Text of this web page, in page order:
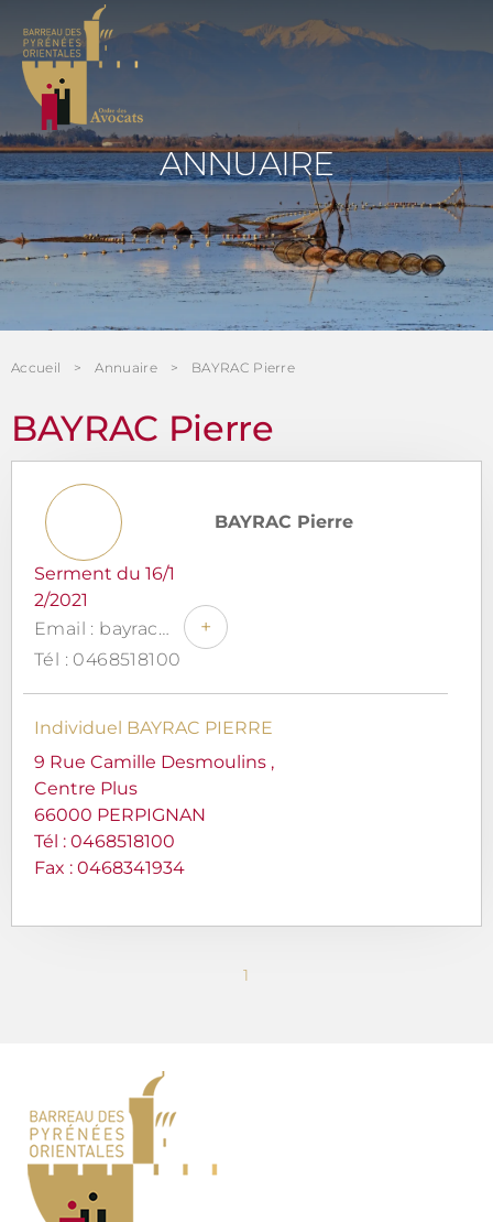
ANNUAIRE
Accueil Annuaire BAYRAC Pierre
BAYRAC Pierre
BAYRAC Pierre
Serment du 16/1
2/2021
Email : bayrac@avocatsdesmoulins.fr
Tél : 0468518100
+
Individuel BAYRAC PIERRE
9 Rue Camille Desmoulins ,
Centre Plus
66000 PERPIGNAN
Tél : 0468518100
Fax : 0468341934
1
Panneau de gestion des cookies